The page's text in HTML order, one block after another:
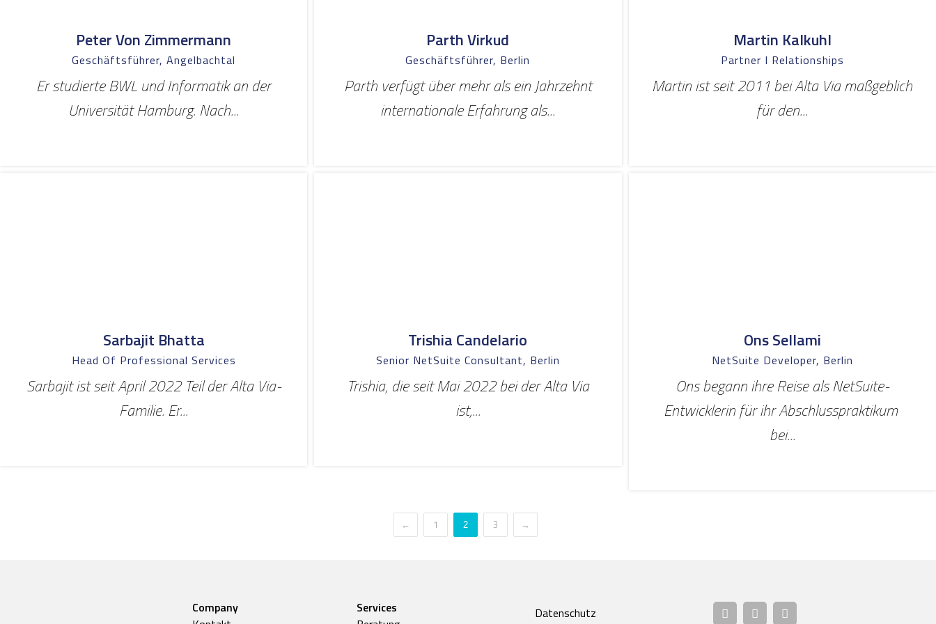
Peter Von Zimmermann
Geschäftsführer, Angelbachtal
Er studierte BWL und Informatik an der
Universität Hamburg. Nach...
Parth Virkud
Geschäftsführer, Berlin
Parth verfügt über mehr als ein Jahrzehnt
internationale Erfahrung als...
Martin Kalkuhl
Partner I Relationships
Martin ist seit 2011 bei Alta Via maßgeblich
für den...
Sarbajit Bhatta
Head Of Professional Services
Sarbajit ist seit April 2022 Teil der Alta Via-
Familie. Er...
Trishia Candelario
Senior NetSuite Consultant, Berlin
Trishia, die seit Mai 2022 bei der Alta Via
ist,...
Ons Sellami
NetSuite Developer, Berlin
Ons begann ihre Reise als NetSuite-
Entwicklerin für ihr Abschlusspraktikum
bei...
← 1 2 3 →
Company
Services
Datenschutz